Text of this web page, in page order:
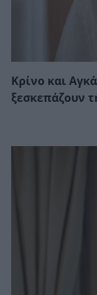
Κρίνο και
ξεσκεπάζουν